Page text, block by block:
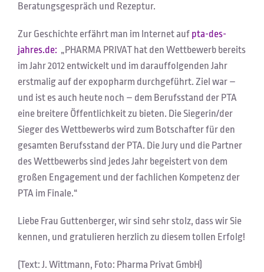
Beratungsgespräch und Rezeptur.
Zur Geschichte erfährt man im Internet auf pta-des-
jahres.de: „PHARMA PRIVAT hat den Wettbewerb bereits
im Jahr 2012 entwickelt und im darauffolgenden Jahr
erstmalig auf der expopharm durchgeführt. Ziel war –
und ist es auch heute noch – dem Berufsstand der PTA
eine breitere Öffentlichkeit zu bieten. Die Siegerin/der
Sieger des Wettbewerbs wird zum Botschafter für den
gesamten Berufsstand der PTA. Die Jury und die Partner
des Wettbewerbs sind jedes Jahr begeistert von dem
großen Engagement und der fachlichen Kompetenz der
PTA im Finale.“
Liebe Frau Guttenberger, wir sind sehr stolz, dass wir Sie
kennen, und gratulieren herzlich zu diesem tollen Erfolg!
(Text: J. Wittmann, Foto: Pharma Privat GmbH)